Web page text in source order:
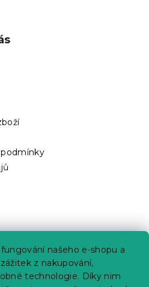
našeho e-shopu a
z nakupování,
technologie. Díky nim